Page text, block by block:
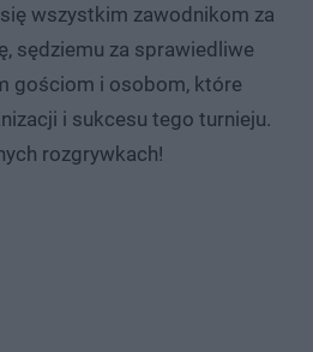
wszystkim zawodnikom za
sędziemu za sprawiedliwe
gościom i osobom, które
i sukcesu tego turnieju.
rozgrywkach!